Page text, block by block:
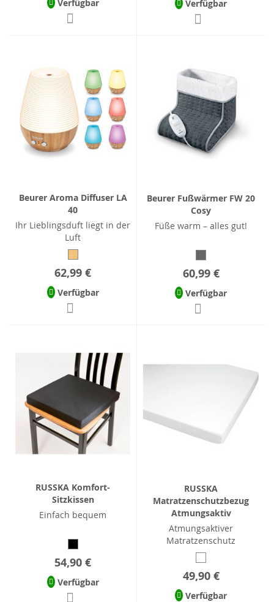
Verfügbar Verfügbar
Beurer Aroma Diffuser LA
40
Ihr Lieblingsduft liegt in der
Luft
62,99 €
Verfügbar
Beurer Fußwärmer FW 20
Cosy
Füße warm – alles gut!
60,99 €
Verfügbar
RUSSKA Komfort-
Sitzkissen
Einfach bequem
54,90 €
Verfügbar
RUSSKA
Matratzenschutzbezug
Atmungsaktiv
Atmungsaktiver
Matratzenschutz
49,90 €
Verfügbar